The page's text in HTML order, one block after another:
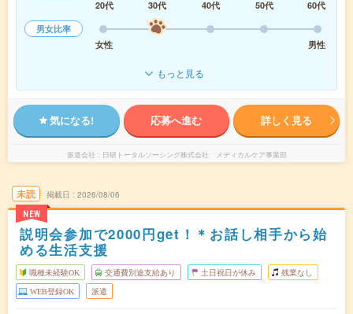
20代
30代 40代 50代
60代
男女比率
女性
男性
もっと見る
気になる! 応募へ進む 詳しく見る
派遣会社 日研トータルソーシング株式会社 メディカルケア事業部
未読
NEW
掲載日 2026/08/06
説明会参加で2000円get！＊お話し相手から始
める生活支援
職種未経験OK 交通費別途支給あり 土日祝日が休み 残業なし
WEB登録OK 派遣